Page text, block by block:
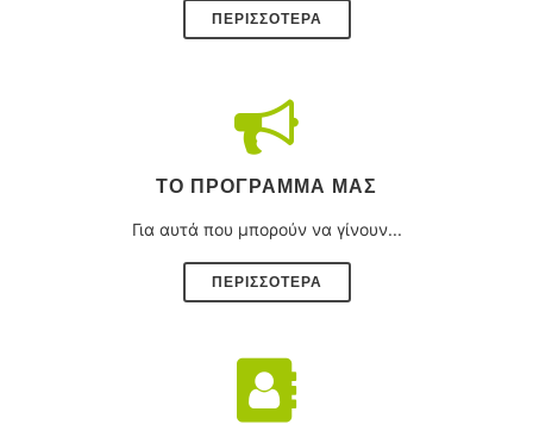
ΠΕΡΙΣΣΌΤΕΡΑ
ΤΟ ΠΡΌΓΡΑΜΜΑ ΜΑΣ
Για αυτά που μπορούν να γίνουν...
ΠΕΡΙΣΣΟΤΕΡΑ